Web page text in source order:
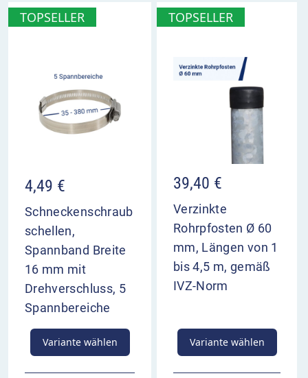
TOPSELLER
4,49 €
Schneckenschraub
schellen,
Spannband Breite
16 mm mit
Drehverschluss, 5
Spannbereiche
Variante wählen
TOPSELLER
39,40 €
Verzinkte
Rohrpfosten Ø 60
mm, Längen von 1
bis 4,5 m, gemäß
IVZ-Norm
Variante wählen